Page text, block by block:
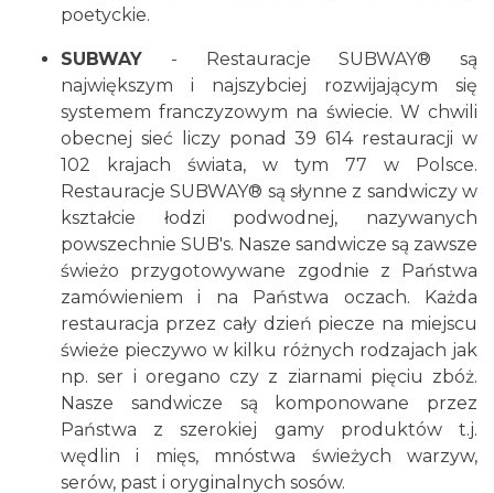
poetyckie.
SUBWAY - Restauracje SUBWAY® są
największym i najszybciej rozwijającym się
systemem franczyzowym na świecie. W chwili
obecnej sieć liczy ponad 39 614 restauracji w
102 krajach świata, w tym 77 w Polsce.
Restauracje SUBWAY® są słynne z sandwiczy w
kształcie łodzi podwodnej, nazywanych
powszechnie SUB's. Nasze sandwicze są zawsze
świeżo przygotowywane zgodnie z Państwa
zamówieniem i na Państwa oczach. Każda
restauracja przez cały dzień piecze na miejscu
świeże pieczywo w kilku różnych rodzajach jak
np. ser i oregano czy z ziarnami pięciu zbóż.
Nasze sandwicze są komponowane przez
Państwa z szerokiej gamy produktów t.j.
wędlin i mięs, mnóstwa świeżych warzyw,
serów, past i oryginalnych sosów.